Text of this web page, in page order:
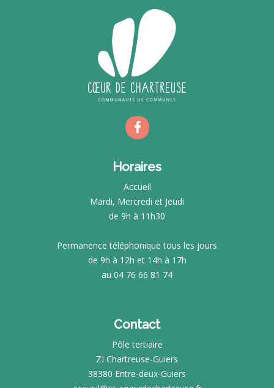
Horaires
Accueil
Mardi, Mercredi et Jeudi
de 9h à 11h30
Permanence téléphonique tous les jours
de 9h à 12h et 14h à 17h
au 04 76 66 81 74
Contact
Pôle tertiaire
ZI Chartreuse-Guiers
38380 Entre-deux-Guiers